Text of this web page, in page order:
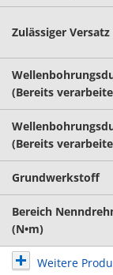
Zulässiger Versatz
(Bereits
(Bereits
Grundwerkstoff
Bereich
(N•m)
Weitere